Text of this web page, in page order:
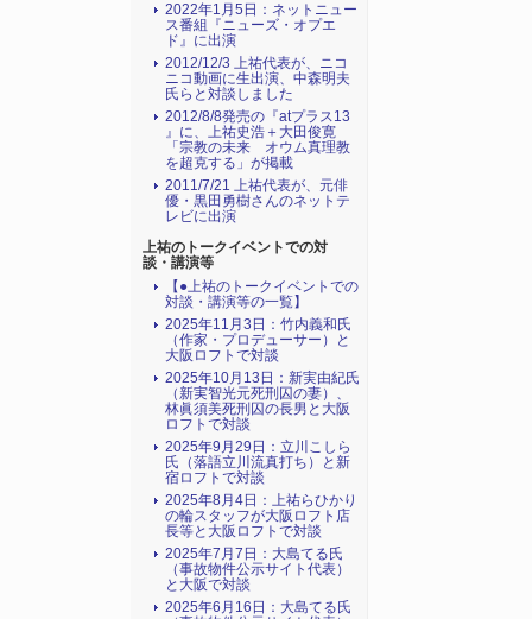
2022年1月5日：ネットニュー
ス番組『ニューズ・オプエ
ド』に出演
2012/12/3 上祐代表が、ニコ
ニコ動画に生出演、中森明夫
氏らと対談しました
2012/8/8発売の『atプラス13
』に、上祐史浩＋大田俊寛
「宗教の未来 オウム真理教
を超克する」が掲載
2011/7/21 上祐代表が、元俳
優・黒田勇樹さんのネットテ
レビに出演
上祐のトークイベントでの対
談・講演等
【●上祐のトークイベントでの
対談・講演等の一覧】
2025年11月3日：竹内義和氏
（作家・プロデューサー）と
大阪ロフトで対談
2025年10月13日：新実由紀氏
（新実智光元死刑囚の妻）、
林眞須美死刑囚の長男と大阪
ロフトで対談
2025年9月29日：立川こしら
氏（落語立川流真打ち）と新
宿ロフトで対談
2025年8月4日：上祐らひかり
の輪スタッフが大阪ロフト店
長等と大阪ロフトで対談
2025年7月7日：大島てる氏
（事故物件公示サイト代表）
と大阪で対談
2025年6月16日：大島てる氏